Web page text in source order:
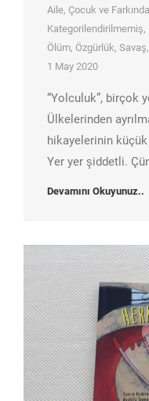
Aile, Çocuk ve
Kategorilendirilmemiş,
Ölüm, Özgürlük, Savaş,
1 May 2020
“Yolculuk”, birçok
Ülkelerinden
hikayelerinin
Yer yer şiddetli.
Devamını Okuyunuz..